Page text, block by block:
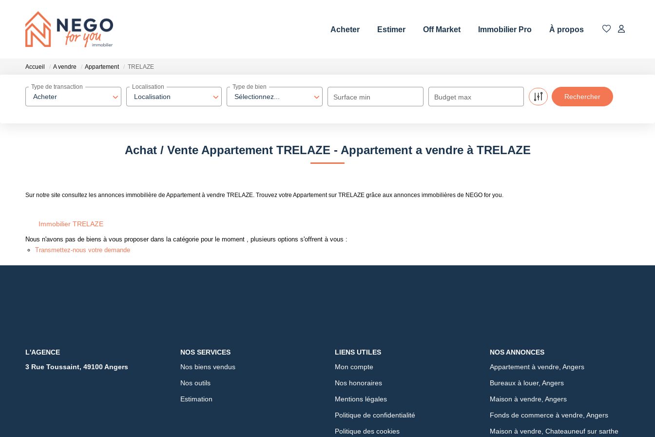
Acheter Estimer Off Market Immobilier Pro À propos
Accueil A vendre Appartement TRELAZE
Acheter
Type de transaction
Localisation
Localisation
Sélectionnez...
Type de bien
Surface min Budget max
Achat / Vente Appartement TRELAZE - Appartement a vendre à TRELAZE
Sur notre site consultez les annonces immobilière de Appartement à vendre TRELAZE. Trouvez votre Appartement sur TRELAZE grâce aux annonces immobilières de NEGO for you.
Immobilier TRELAZE
Nous n'avons pas de biens à vous proposer dans la catégorie pour le moment , plusieurs options s'offrent à vous :
Transmettez-nous votre demande
L'AGENCE
3 Rue Toussaint, 49100 Angers
NOS SERVICES
Nos biens vendus
Nos outils
Estimation
LIENS UTILES
Mon compte
Nos honoraires
Mentions légales
Politique de confidentialité
Politique des cookies
NOS ANNONCES
Appartement à vendre, Angers
Bureaux à louer, Angers
Maison à vendre, Angers
Fonds de commerce à vendre, Angers
Maison à vendre, Chateauneuf sur sarthe